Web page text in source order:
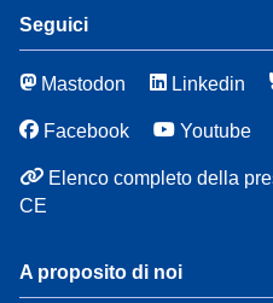
Seguici
Mastodon Linkedin
Facebook Youtube
Elenco completo della
CE
A proposito di noi